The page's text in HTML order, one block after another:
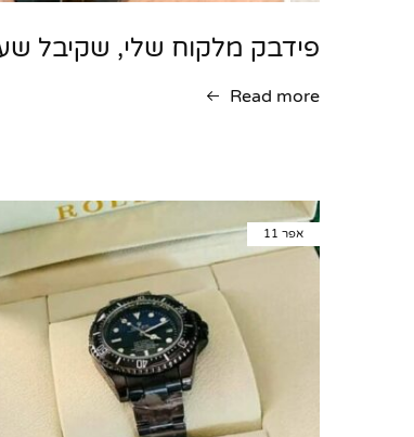
פידבק מלקוח שלי, שקיבל
Read more
אפר 11